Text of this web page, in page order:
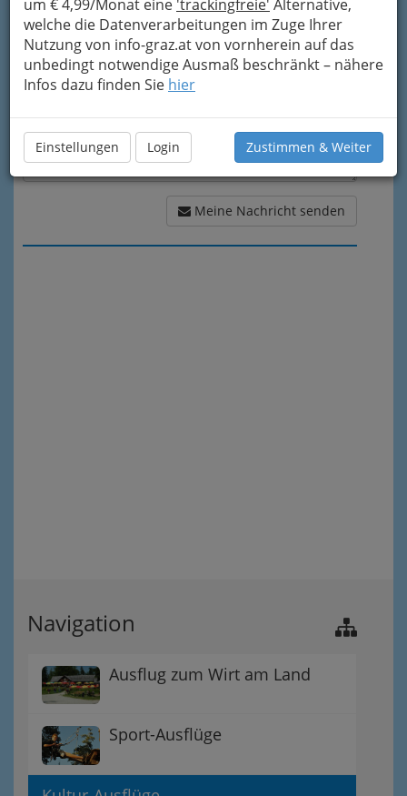
um € 4,99/Monat eine 'trackingfreie' Alternative,
welche die Datenverarbeitungen im Zuge Ihrer
Nutzung von info-graz.at von vornherein auf das
unbedingt notwendige Ausmaß beschränkt – nähere
Infos dazu finden Sie hier
Einstellungen Login Zustimmen & Weiter
Meine Nachricht senden
Navigation
Ausflug zum Wirt am Land
Sport-Ausflüge